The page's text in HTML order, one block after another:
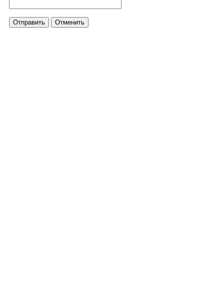
Отправить Отменить